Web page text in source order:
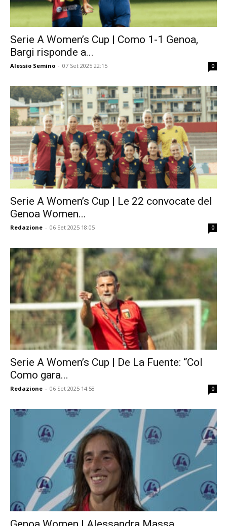
Serie A Women’s Cup | Como 1-1 Genoa,
Bargi risponde a...
Alessio Semino - 07 Set 2025 22:15 0
Serie A Women’s Cup | Le 22 convocate del
Genoa Women...
Redazione - 06 Set 2025 18:05 0
Serie A Women’s Cup | De La Fuente: “Col
Como gara...
Redazione - 06 Set 2025 14:58 0